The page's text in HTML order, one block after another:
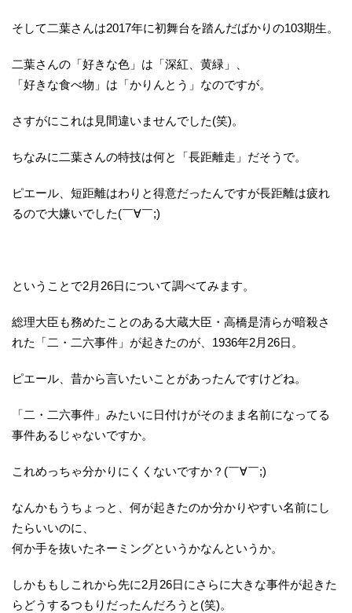
そして二葉さんは2017年に初舞台を踏んだばかりの103期生。
二葉さんの「好きな色」は「深紅、黄緑」、
「好きな食べ物」は「かりんとう」なのですが。
さすがにこれは見間違いませんでした(笑)。
ちなみに二葉さんの特技は何と「長距離走」だそうで。
ピエール、短距離はわりと得意だったんですが長距離は疲れ
るので大嫌いでした(￣∀￣;)
ということで2月26日について調べてみます。
総理大臣も務めたことのある大蔵大臣・高橋是清らが暗殺さ
れた「二・二六事件」が起きたのが、1936年2月26日。
ピエール、昔から言いたいことがあったんですけどね。
「二・二六事件」みたいに日付けがそのまま名前になってる
事件あるじゃないですか。
これめっちゃ分かりにくくないですか？(￣∀￣;)
なんかもうちょっと、何が起きたのか分かりやすい名前にし
たらいいのに、
何か手を抜いたネーミングというかなんというか。
しかももしこれから先に2月26日にさらに大きな事件が起きた
らどうするつもりだったんだろうと(笑)。